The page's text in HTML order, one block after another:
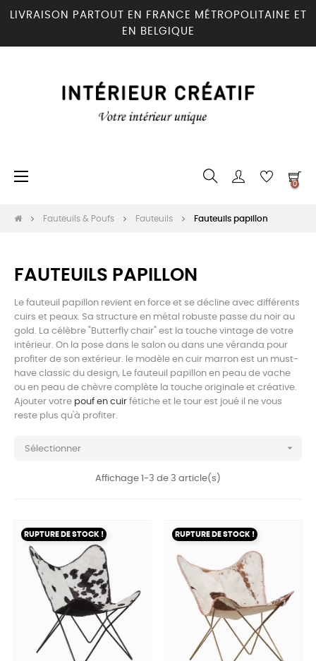
LIVRAISON PARTOUT EN FRANCE MÉTROPOLITAINE ET
EN BELGIQUE
Basculer
☰
0
Fauteuils & Poufs Fauteuils Fauteuils papillon
FAUTEUILS PAPILLON
Le fauteuil papillon revient en force et se décline avec différents
cuirs et peaux. Sa structure en métal robuste passe du noir au
gold. La célèbre "Butterfly chair" est la touche vintage de votre
intérieur. On la pose dans le salon ou dans une véranda pour
profiter de son extérieur. le modèle en cuir marron est un must-
have classic du design, Le fauteuil papillon en peau de vache
ou en peau de chèvre complète la touche originale et créative.
Ajouter votre pouf en cuir fétiche et le tour est joué il ne vous
reste plus qu'à profiter.
Sélectionner 
Affichage 1-3 de 3 article(s)
RUPTURE DE STOCK ! RUPTURE DE STOCK !